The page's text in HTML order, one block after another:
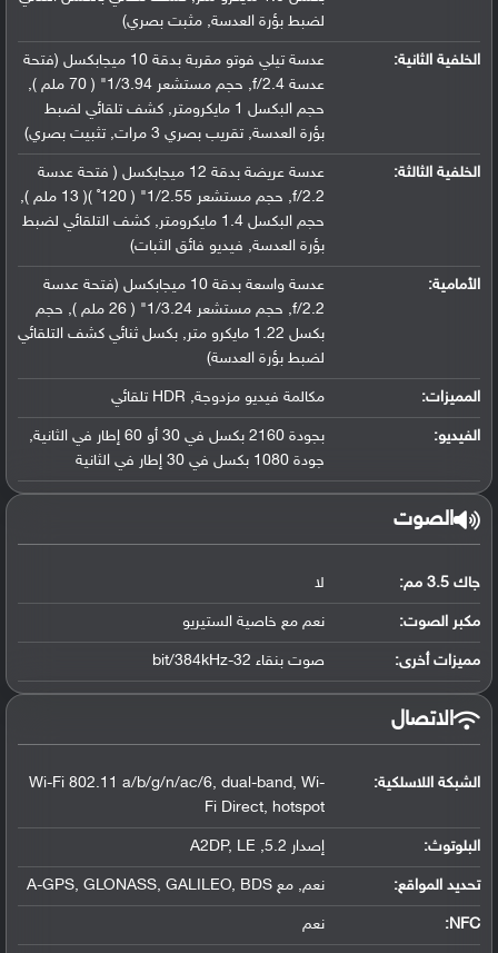
لضبط بؤرة العدسة, مثبت بصري)
الخلفية الثانية:
عدسة تيلي فوتو مقربة بدقة 10 ميجابكسل (فتحة
عدسة f/2.4, حجم مستشعر 1/3.94" ( 70 ملم ),
حجم البكسل 1 مايكرومتر, كشف تلقائي لضبط
بؤرة العدسة, تقريب بصري 3 مرات, تثبيت بصري)
الخلفية الثالثة:
عدسة عريضة بدقة 12 ميجابكسل ( فتحة عدسة
f/2.2, حجم مستشعر 1/2.55" ( 120˚ )( 13 ملم ),
حجم البكسل 1.4 مايكرومتر, كشف التلقائي لضبط
بؤرة العدسة, فيديو فائق الثبات)
الأمامية:
عدسة واسعة بدقة 10 ميجابكسل (فتحة عدسة
f/2.2, حجم مستشعر 1/3.24" ( 26 ملم ), حجم
بكسل 1.22 مايكرو متر, بكسل ثنائي كشف التلقائي
لضبط بؤرة العدسة)
المميزات: مكالمة فيديو مزدوجة, HDR تلقائي
الفيديو:
بجودة 2160 بكسل في 30 أو 60 إطار في الثانية,
جودة 1080 بكسل في 30 إطار في الثانية
الصوت
جاك 3.5 مم: لا
مكبر الصوت: نعم مع خاصية الستيريو
مميزات أخرى: صوت بنقاء 32-bit/384kHz
الاتصال
الشبكة اللاسلكية:
Wi-Fi 802.11 a/b/g/n/ac/6, dual-band, Wi-
Fi Direct, hotspot
البلوتوث: إصدار 5.2, A2DP, LE
تحديد المواقع: نعم, مع A-GPS, GLONASS, GALILEO, BDS
NFC
: نعم